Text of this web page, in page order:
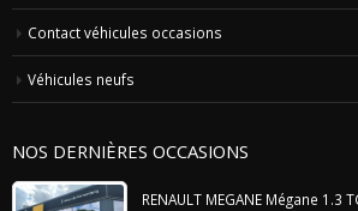
Contact véhicules occasions
Véhicules neufs
NOS DERNIÈRES OCCASIONS
RENAULT MEGANE Mégane 1.3